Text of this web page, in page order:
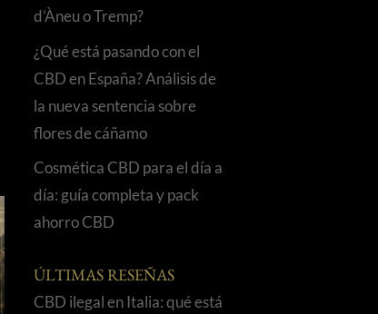
d’Àneu o Tremp?
¿Qué está pasando con el
CBD en España? Análisis de
la nueva sentencia sobre
flores de cáñamo
Cosmética CBD para el día a
día: guía completa y pack
ahorro CBD
ÚLTIMAS RESEÑAS
CBD ilegal en Italia: qué está